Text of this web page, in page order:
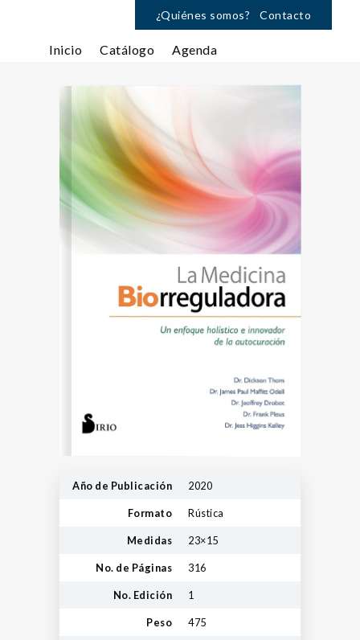
¿Quiénes somos? Contacto
Inicio Catálogo Agenda
Año de Publicación 2020
Formato Rústica
Medidas 23×15
No. de Páginas 316
No. Edición 1
Peso 475